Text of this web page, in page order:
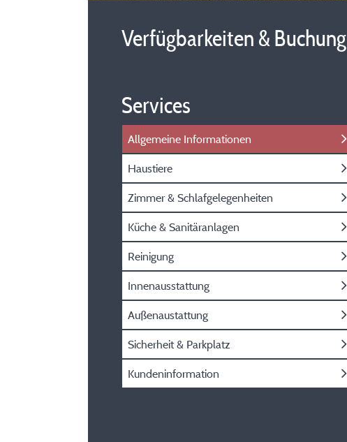
Verfügbarkeiten & Buchung
Services
Allgemeine Informationen
Haustiere
Zimmer & Schlafgelegenheiten
Küche & Sanitäranlagen
Reinigung
Innenausstattung
Außenaustattung
Sicherheit & Parkplatz
Kundeninformation